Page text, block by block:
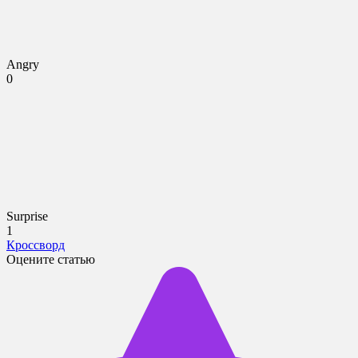
Angry
0
Surprise
1
Кроссворд
Оцените статью